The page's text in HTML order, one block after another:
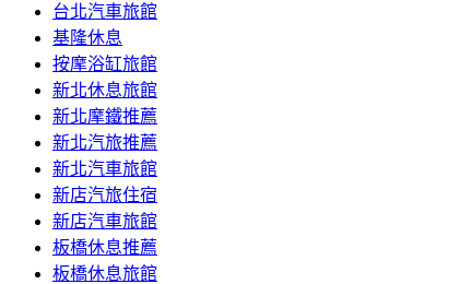
台北汽車旅館
基隆休息
按摩浴缸旅館
新北休息旅館
新北摩鐵推薦
新北汽旅推薦
新北汽車旅館
新店汽旅住宿
新店汽車旅館
板橋休息推薦
板橋休息旅館